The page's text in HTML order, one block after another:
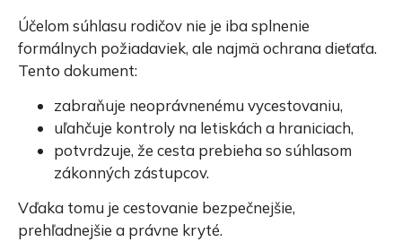
Účelom súhlasu rodičov nie je iba splnenie
formálnych požiadaviek, ale najmä ochrana dieťaťa.
Tento dokument:
zabraňuje neoprávnenému vycestovaniu,
uľahčuje kontroly na letiskách a hraniciach,
potvrdzuje, že cesta prebieha so súhlasom
zákonných zástupcov.
Vďaka tomu je cestovanie bezpečnejšie,
prehľadnejšie a právne kryté.